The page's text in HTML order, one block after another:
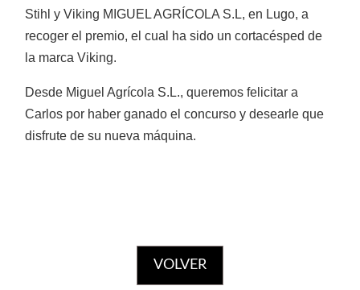
Tractores TAFE
Stihl y Viking MIGUEL AGRÍCOLA S.L, en Lugo, a
recoger el premio, el cual ha sido un cortacésped de
la marca Viking.
Desde Miguel Agrícola S.L., queremos felicitar a
Carlos por haber ganado el concurso y desearle que
disfrute de su nueva máquina.
VOLVER